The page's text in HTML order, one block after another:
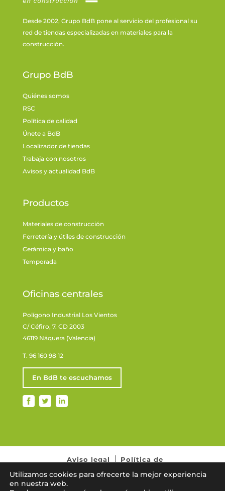
Desde 2002, Grupo BdB pone al servicio del profesional su
red de tiendas especializadas en materiales para la
construcción.
Grupo BdB
Quiénes somos
RSC
Política de calidad
Únete a BdB
Localizador de tiendas
Trabaja con nosotros
Avisos y actualidad BdB
Productos
Materiales de construcción
Ferretería y útiles de construcción
Cerámica y baño
Temporada
Oficinas centrales
Polígono Industrial Los Vientos
C/ Céfiro, 7. CD 2003
46119 Náquera (Valencia)
T. 96 160 98 12
En BdB te escuchamos
Aviso legal
Política de
privacidad
Normativa de cookies
Utilizamos cookies para ofrecerte la mejor experiencia
en nuestra web.